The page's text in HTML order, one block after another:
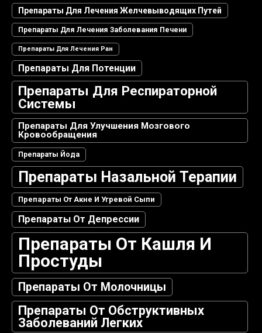
Препараты Для Лечения Желчевыводящих Путей
Препараты Для Лечения Заболевания Печени
Препараты Для Лечения Ран
Препараты Для Потенции
Препараты Для Респираторной
Системы
Препараты Для Улучшения Мозгового
Кровообращения
Препараты Йода
Препараты Назальной Терапии
Препараты От Акне И Угревой Сыпи
Препараты От Депрессии
Препараты От Кашля И
Простуды
Препараты От Молочницы
Препараты От Обструктивных
Заболеваний Легких